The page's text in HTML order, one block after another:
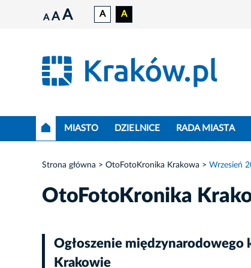
A A A A A
MIASTO DZIELNICE RADA MIASTA
Strona główna OtoFotoKronika Krakowa Wrzesień
OtoFotoKronika
Ogłoszenie międzynarodowego
Krakowie